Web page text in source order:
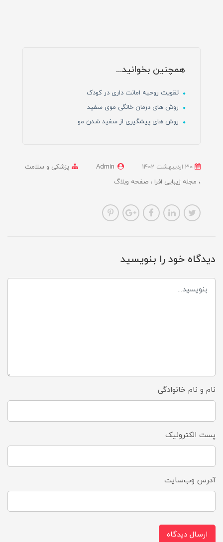
همچنین بخوانید...
تقویت روحیه امانت داری در کودک
روش های درمان خانگی موی سفید
روش های پیشگیری از سفید شدن مو
Admin
پزشکی و سلامت
مجله زیبایی افرا
صفحه وبلاگ
دیدگاه خود را بنویسید
نام و نام خانوادگی
پست الکترونیک
آدرس وب‌سایت
ارسال دیدگاه